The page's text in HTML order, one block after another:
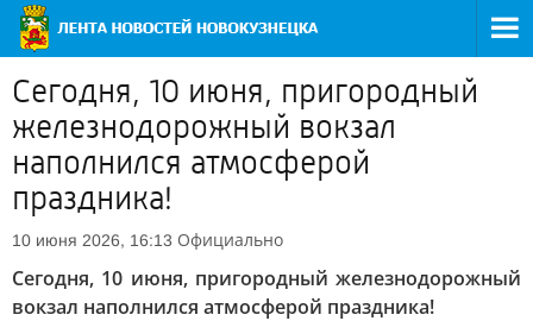
Сегодня, 10 июня, пригородный
железнодорожный вокзал
наполнился атмосферой
праздника!
10 июня 2026, 16:13 Официально
Сегодня, 10 июня, пригородный железнодорожный
вокзал наполнился атмосферой праздника!